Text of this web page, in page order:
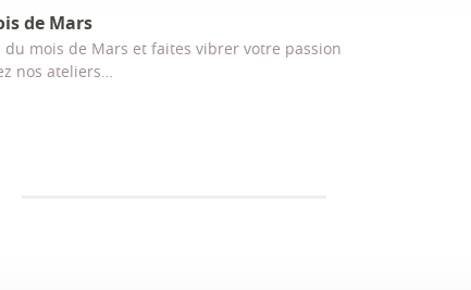
de Mars
du mois de Mars et faites vibrer votre passion
nos ateliers…